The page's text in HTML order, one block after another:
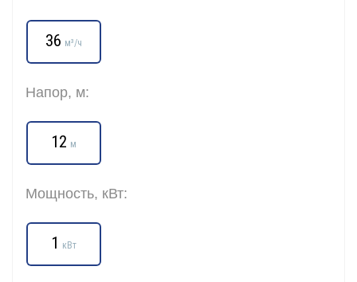
36 м³/ч
Напор, м:
12 м
Мощность, кВт:
1 кВт